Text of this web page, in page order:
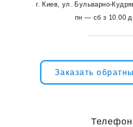
г. Киев, ул. Бульварно-
пн — сб з 10.00
Заказать